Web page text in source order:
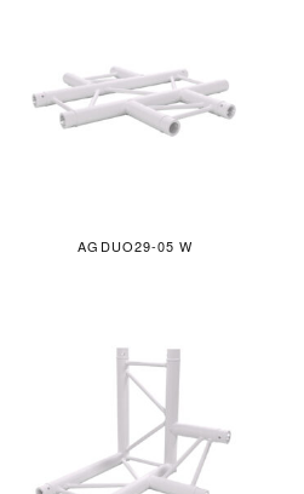
AGDUO29-05 W